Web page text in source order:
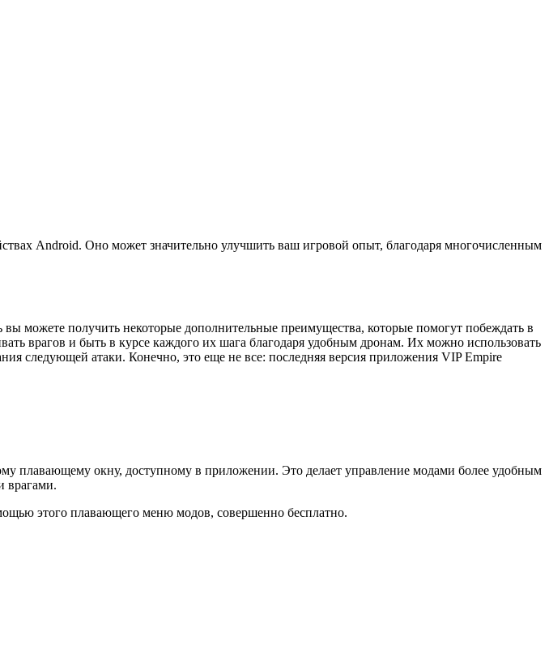
Android. Оно может значительно улучшить ваш игровой опыт, благодаря многочисленным
можете получить некоторые дополнительные преимущества, которые помогут побеждать в
врагов и быть в курсе каждого их шага благодаря удобным дронам. Их можно использовать
следующей атаки. Конечно, это еще не все: последняя версия приложения VIP Empire
плавающему окну, доступному в приложении. Это делает управление модами более удобным
врагами.
этого плавающего меню модов, совершенно бесплатно.